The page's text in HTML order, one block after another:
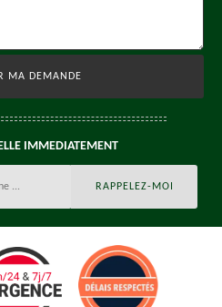
IMMEDIATEMENT